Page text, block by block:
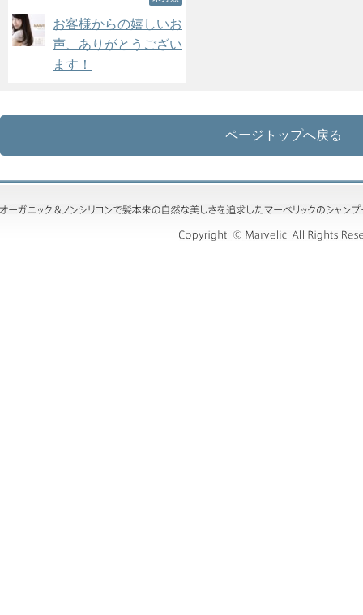
お客様からの嬉しいお
声、ありがとうござい
ます！
ページトップへ戻る